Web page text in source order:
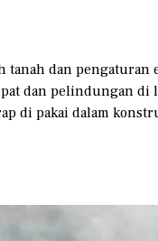
dan
dan pelindungan
di pakai dalam